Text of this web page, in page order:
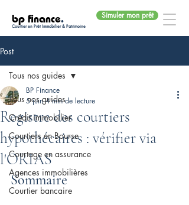
bp finance.
Courtier en Prêt Immobilier & Patrimoine
Simuler mon prêt
Post
Tous nos guides
Crédit immobilier
Courtiers en Bourse
Courtage en assurance
Agences immobilières
Courtier bancaire
Tous nos guides
Registre des courtiers
hypothécaires : vérifier via
l'ORIAS
BP Finance
5 juin 4 min de lecture
Sommaire